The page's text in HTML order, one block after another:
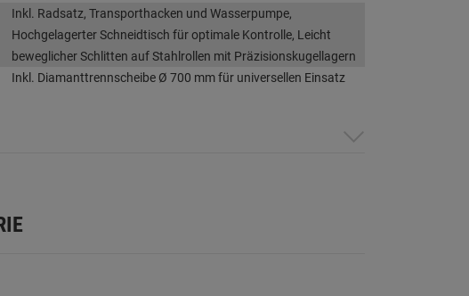
Inkl. Radsatz, Transporthacken und Wasserpumpe,
Hochgelagerter Schneidtisch für optimale Kontrolle, Leicht
beweglicher Schlitten auf Stahlrollen mit Präzisionskugellagern
Inkl. Diamanttrennscheibe Ø 700 mm für universellen Einsatz